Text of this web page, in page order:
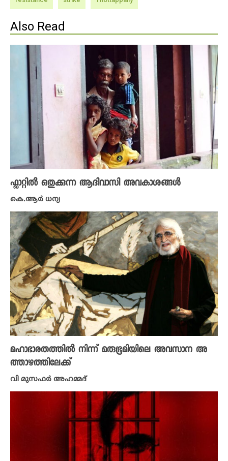
Also Read
ഫ്ലാറ്റിൽ ഒതുക്കുന്ന ആദിവാസി അവകാശങ്ങൾ
കെ.ആര്‍ ധന്യ
മഹാഭാരതത്തിൽ നിന്ന് മരുഭൂമിയിലെ അവസാന അ
ത്താഴത്തിലേക്ക്
വി മുസഫർ അഹമ്മദ്